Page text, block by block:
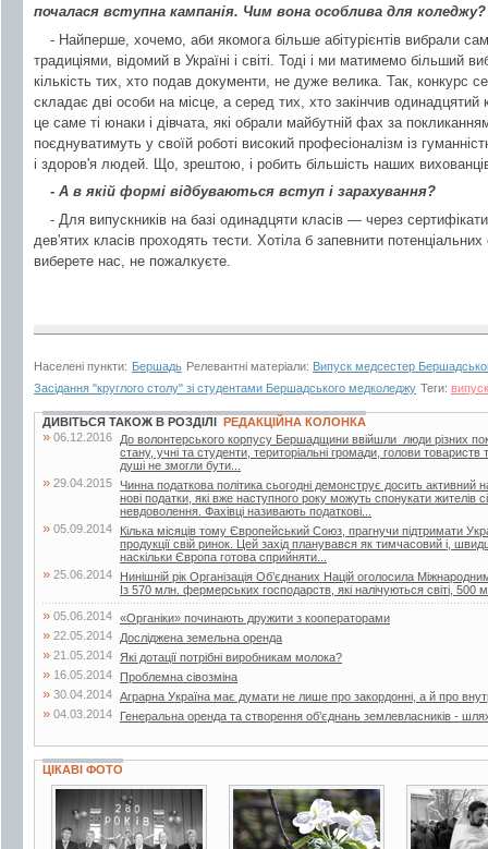
почалася вступна кампанія. Чим вона особлива для коледжу?
- Найперше, хочемо, аби якомога більше абітурієнтів вибрали
традиціями, відомий в Україні і світі. Тоді і ми матимемо більший
кількість тих, хто подав документи, не дуже велика. Так, конкурс
складає дві особи на місце, а серед тих, хто закінчив
це саме ті юнаки і дівчата, які обрали майбутній фах за
поєднуватимуть у своїй роботі високий професіоналізм із
і здоров'я людей. Що, зрештою, і робить більшість наших
- А в якій формі відбуваються вступ і зарахування?
- Для випускників на базі одинадцяти класів — через
дев'ятих класів проходять тести. Хотіла б запевнити
виберете нас, не пожалкуєте.
Населені пункти: Бершадь Релевантні матеріали: Випуск медсестер
Засідання "круглого столу" зі студентами Бершадського медколеджу Теги:
ДИВІТЬСЯ ТАКОЖ В РОЗДІЛІ РЕДАКЦІЙНА КОЛОНКА
» 06.12.2016
До волонтерського корпусу Бершадщини ввійшли люди різних
стану, учні та студенти, територіальні громади, голови
душі не змогли бути...
» 29.04.2015 Чинна податкова політика сьогодні демонструє досить активний
нові податки, які вже наступного року можуть спонукати жителів
невдоволення. Фахівці називають податкові...
» 05.09.2014
Кілька місяців тому Європейський Союз, прагнучи підтримати
продукції свій ринок. Цей захід планувався як тимчасовий і,
наскільки Європа готова сприйняти...
» 25.06.2014
Нинішній рік Організація Об’єднаних Націй оголосила
Із 570 млн. фермерських господарств, які налічуються світі, 500
» 05.06.2014 «Органіки» починають дружити з кооператорами
» 22.05.2014 Досліджена земельна оренда
» 21.05.2014 Які дотації потрібні виробникам молока?
» 16.05.2014 Проблемна сівозміна
» 30.04.2014 Аграрна Україна має думати не лише про закордонні, а й про
» 04.03.2014 Генеральна оренда та створення об’єднань землевласників -
ЦІКАВІ ФОТО
19 фото 3 фото